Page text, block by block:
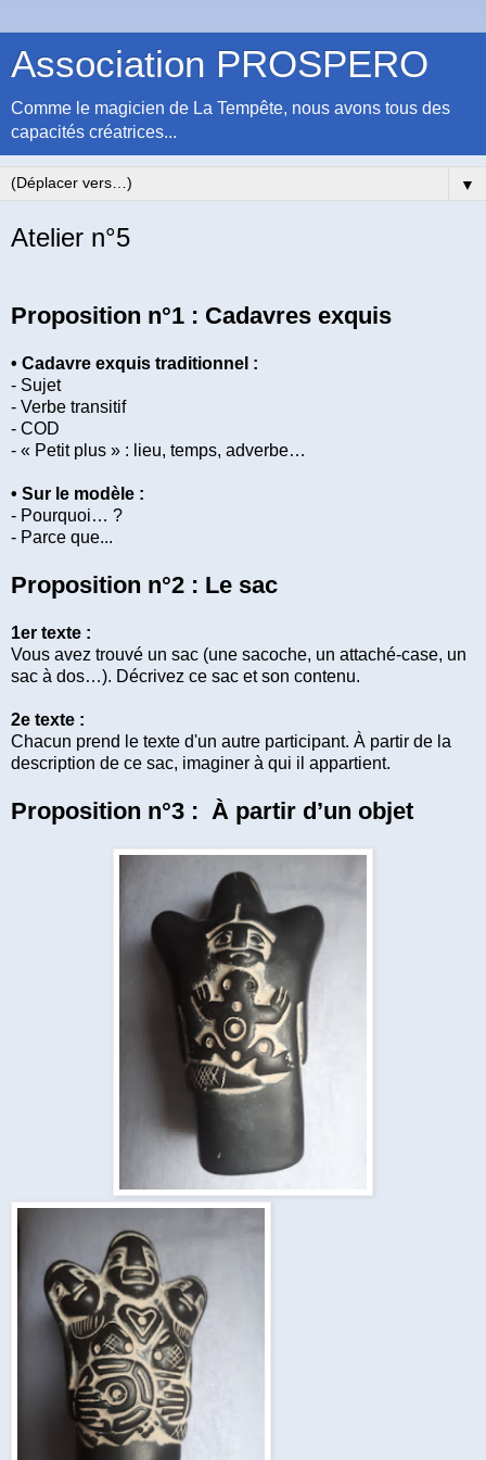
Association PROSPERO
Comme le magicien de La Tempête, nous avons tous des
capacités créatrices...
▼
Atelier n°5
Proposition n°1 : Cadavres exquis
• Cadavre exquis traditionnel :
- Sujet
- Verbe transitif
- COD
- « Petit plus » : lieu, temps, adverbe…
• Sur le modèle :
- Pourquoi… ?
- Parce que...
Proposition n°2 : Le sac
1er texte :
Vous avez trouvé un sac (une sacoche, un attaché-case, un
sac à dos…). Décrivez ce sac et son contenu.
2e texte :
Chacun prend le texte d'un autre participant. À partir de la
description de ce sac, imaginer à qui il appartient.
Proposition n°3 : À partir d’un objet